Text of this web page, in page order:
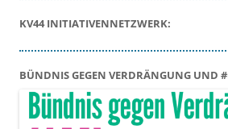
KV44 INITIATIVENNETZWERK:
BÜNDNIS GEGEN VERDRÄNGUNG UND